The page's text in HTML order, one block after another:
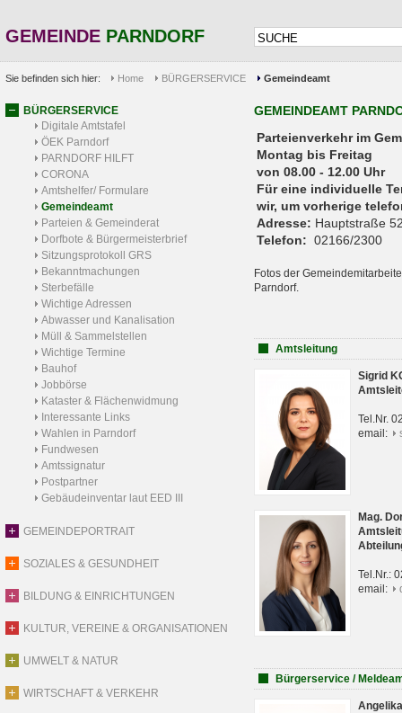
GEMEINDE PARNDORF
Sie befinden sich hier: Home BÜRGERSERVICE Gemeindeamt
BÜRGERSERVICE
Digitale Amtstafel
ÖEK Parndorf
PARNDORF HILFT
CORONA
Amtshelfer/ Formulare
Gemeindeamt
Parteien & Gemeinderat
Dorfbote & Bürgermeisterbrief
Sitzungsprotokoll GRS
Bekanntmachungen
Sterbefälle
Wichtige Adressen
Abwasser und Kanalisation
Müll & Sammelstellen
Wichtige Termine
Bauhof
Jobbörse
Kataster & Flächenwidmung
Interessante Links
Wahlen in Parndorf
Fundwesen
Amtssignatur
Postpartner
Gebäudeinventar laut EED III
GEMEINDEPORTRAIT
SOZIALES & GESUNDHEIT
BILDUNG & EINRICHTUNGEN
KULTUR, VEREINE & ORGANISATIONEN
UMWELT & NATUR
WIRTSCHAFT & VERKEHR
GEMEINDEAMT
Parteienverkehr
Montag bis Freitag
von 08.00 - 12.00 Uhr
Für eine individuelle
wir, um vorherige
Adresse: Hauptstraße
Telefon: 02166/2300
Fotos der
Parndorf.
Amtsleitung
Sigrid
Tel.Nr.
email:
Mag.
Tel.Nr.:
email:
Bürgerservice /